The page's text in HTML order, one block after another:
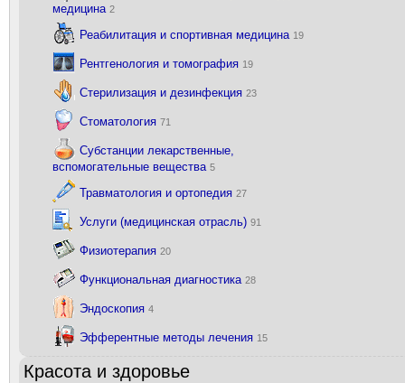
медицина 2
Реабилитация и спортивная медицина 19
Рентгенология и томография 19
Стерилизация и дезинфекция 23
Стоматология 71
Субстанции лекарственные,
вспомогательные вещества 5
Травматология и ортопедия 27
Услуги (медицинская отрасль) 91
Физиотерапия 20
Функциональная диагностика 28
Эндоскопия 4
Эфферентные методы лечения 15
Красота и здоровье